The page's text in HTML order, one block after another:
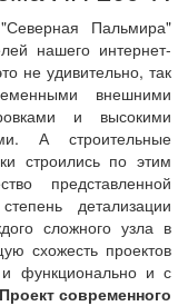
Пальмира"
нашего интернет-
не удивительно, так
внешними
и высокими
А строительные
строились по этим
представленной
детализации
сложного узла в
схожесть проектов
функционально и с
Проект современного